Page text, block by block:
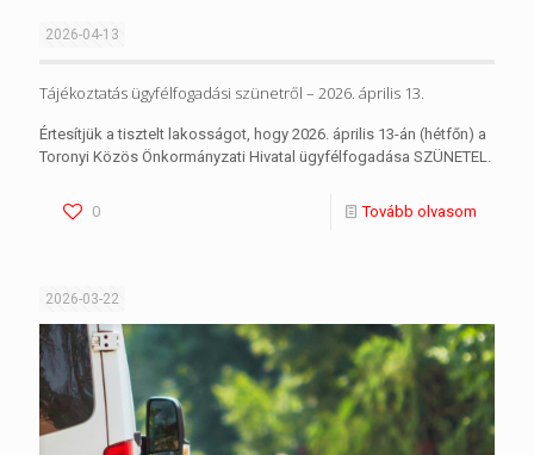
2026-04-13
Tájékoztatás ügyfélfogadási szünetről – 2026. április 13.
Értesítjük a tisztelt lakosságot, hogy 2026. április 13-án (hétfőn) a
Toronyi Közös Önkormányzati Hivatal ügyfélfogadása SZÜNETEL.
0 Tovább olvasom
2026-03-22